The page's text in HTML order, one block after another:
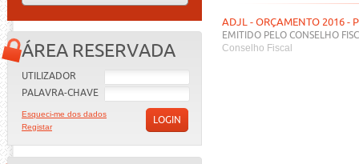
ÁREA RESERVADA
UTILIZADOR
PALAVRA-CHAVE
LOGIN
Esqueci-me dos dados
Registar
ADJL - ORÇAMENTO 2016 -
EMITIDO PELO CONSELHO
Conselho Fiscal